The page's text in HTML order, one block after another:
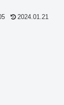
2024.01.21